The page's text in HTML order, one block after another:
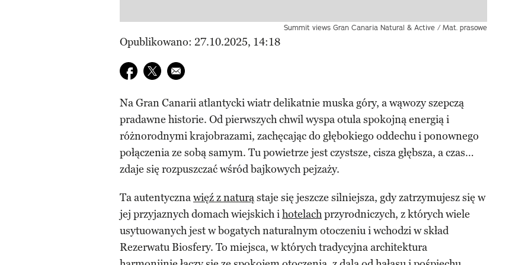
Summit views Gran Canaria Natural & Active / Mat. prasowe
Opublikowano: 27.10.2025, 14:18
Udostępnij na facebook
Udostępnij na twitter
E-mail do przyjaciela
Na Gran Canarii atlantycki wiatr delikatnie muska góry, a wąwozy szepczą
pradawne historie. Od pierwszych chwil wyspa otula spokojną energią i
różnorodnymi krajobrazami, zachęcając do głębokiego oddechu i ponownego
połączenia ze sobą samym. Tu powietrze jest czystsze, cisza głębsza, a czas…
zdaje się rozpuszczać wśród bajkowych pejzaży.
Ta autentycznawięź z naturąstaje się jeszcze silniejsza, gdy zatrzymujesz się w
jej przyjaznych domach wiejskich ihotelachprzyrodniczych, z których wiele
usytuowanych jest w bogatych naturalnym otoczeniu i wchodzi w skład
Rezerwatu Biosfery. To miejsca, w których tradycyjna architektura